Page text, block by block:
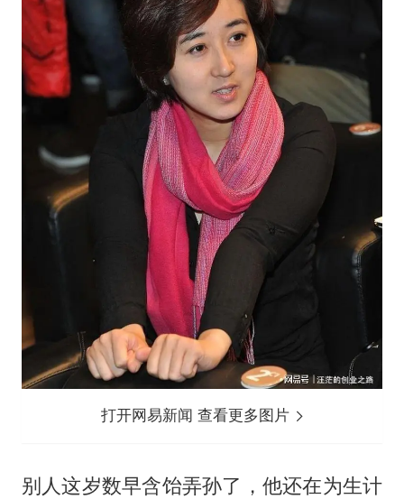
打开网易新闻 查看更多图片
别人这岁数早含饴弄孙了，他还在为生计